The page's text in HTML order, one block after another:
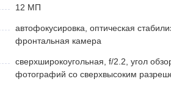
12 МП
автофокусировка, оптическая
фронтальная камера
сверхширокоугольная, f/2.2, угол
фотографий со сверхвысоким